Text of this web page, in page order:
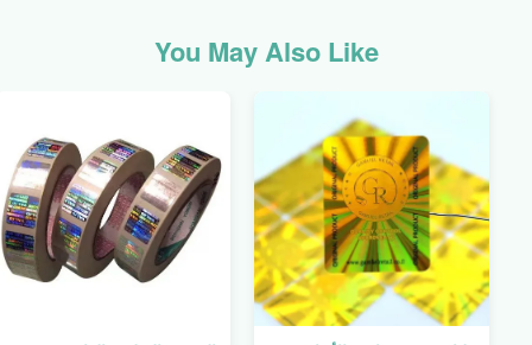
You May Also Like